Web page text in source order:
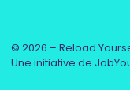
© 2026 – Reload
Une initiative de